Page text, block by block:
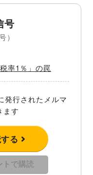
号
）
率1％」の罠
行されたメルマ
ます
る
トで購読